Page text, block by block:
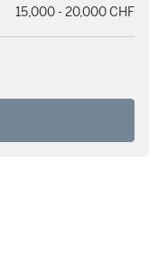
15,000 - 20,000 CHF